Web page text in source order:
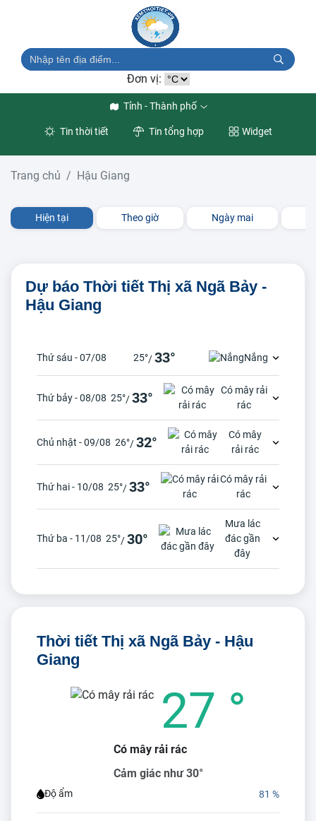
Đơn vị:
Tỉnh - Thành phố
Tin thời tiết Tin tổng hợp Widget
Trang chủ Hậu Giang
Hiện tại Theo giờ Ngày mai
Dự báo Thời tiết Thị xã Ngã Bảy -
Hậu Giang
Thứ sáu - 07/08 25°/33° Nắng
Thứ bảy - 08/08 25°/33°
Có mây rải
rác
Chủ nhật - 09/08 26°/32°
Có mây
rải rác
Thứ hai - 10/08 25°/33°
Có mây rải
rác
Thứ ba - 11/08 25°/30°
Mưa lác
đác gần
đây
Thời tiết Thị xã Ngã Bảy - Hậu
Giang
27 °
Có mây rải rác
Cảm giác như 30°
Độ ẩm 81 %